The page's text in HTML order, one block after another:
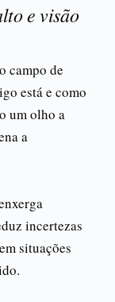
e visão
campo de
está e como
um olho a
a
incertezas
situações